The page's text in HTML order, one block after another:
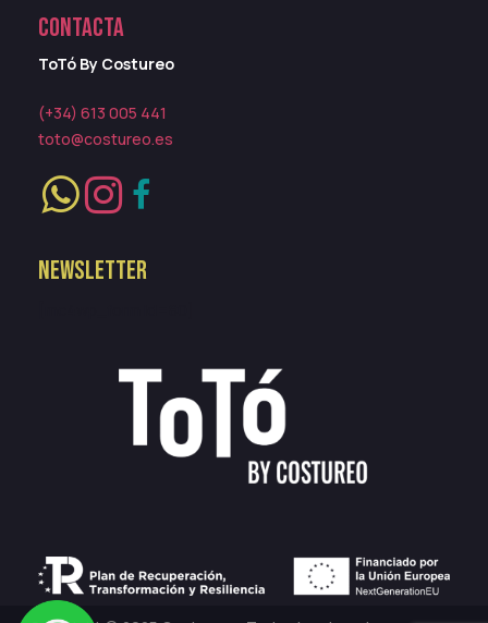
CONTACTA
ToTó By Costureo
(+34) 613 005 441
toto@costureo.es
NEWSLETTER